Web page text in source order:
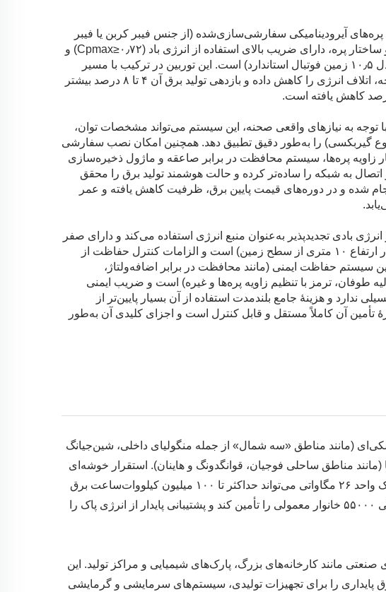
پره‌های آیرودینامیکی سفارشی‌سازی‌شده (از جنس فیبر کربن یا فیبر
شیشه‌ای)، با به‌کارگیری طراحی هم‌افزاینده‌ی آیرودینامیک و ساختار پره، دارای ضریب بالای استفاده از انرژی باد (Cpmax≥۰٫۷۲) و
سطح مساحت باریکه‌گیری بزرگ (تا ۷۷٬۰۰۰ متر مربع، معادل ۱۰٫۵ زمین فوتبال استاندارد) است. این توربین در ترکیب با مسیر
فناوری نسل سوم درایو نیمه‌مستقیم یا مستقیم کاملاً یکپارچه، اتلاف انرژی را کاهش داده و بازدهی تولید برق آن ۴ تا ۸ درصد بیشتر
توجه به نیازهای واقعی صحنه، این سیستم می‌تواند مشخصات توان،
نوع گیربکسی) را به‌طور دقیق تطبیق دهد. همچنین امکان نصب سفارشی
زاویه پره‌ها، سیستم محافظت در برابر صاعقه و ماژول ذخیره‌سازی
اتصال به شبکه را ساده‌تر کرده و حالت هوشمند تولید برق را محقق
شده و در دوره‌های قیمت پایین برق، ظرفیت کاهش یافته و عمر
بادی تجدیدپذیر به‌عنوان منبع انرژی استفاده می‌کند و دارای صفر
انتشار، صفر آلودگی و بی‌صدا (سر و صدا ≤ ۵۰ دسی‌بل(A) در ارتفاع ۱۰ متری از سطح زمین) است و الزامات کنترل حفاظت از
حفاظت ایمنی (مانند محافظت در برابر اضافه‌ولتاژ،
طوفان، ترمز با تنظیم زاویه پره‌ها و غیره) است و ضریب ایمنی
ندارد و هزینهٔ جامع بلندمدت استفاده از آن بسیار پایین‌تر از
آن کاملاً مستقل و قابل کنترل است و اجزای کلیدی آن به‌طور
(مانند مناطق «سه شمال» از جمله منگولیای داخلی، شین‌جیانگ
(مانند مناطق ساحلی فوجیان، قوانگدونگ و هاینان). استقرار خوشه‌ای
مقیاس‌بالا، تأمین برق متمرکز به شبکه را ممکن می‌سازد. یک واحد ۲۶ مگاواتی می‌تواند حداکثر تا ۱۰۰ میلیون کیلووات‌ساعت برق
در سال تولید کند که این مقدار می‌تواند نیاز سالانه برق زندگی ۵۵۰۰۰ خانوار معمولی را تأمین کند و پشتیبانی پایدار از انرژی پاک را
مانند کارخانه‌های بزرگ، پارک‌های شیمیایی و مراکز تولید. این
پایداری را برای تجهیزات تولیدی، سیستم‌های سرمایشی و گرمایشی